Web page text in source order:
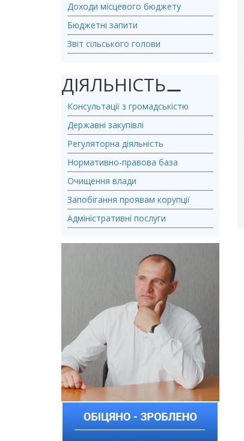
Доходи місцевого бюджету
Бюджетні запити
Звіт сільського голови
ДІЯЛЬНІСТЬ⚊
Консультації з громадськістю
Державні закупівлі
Регуляторна діяльність
Нормативно-правова база
Очищення влади
Запобігання проявам корупції
Адміністративні послуги